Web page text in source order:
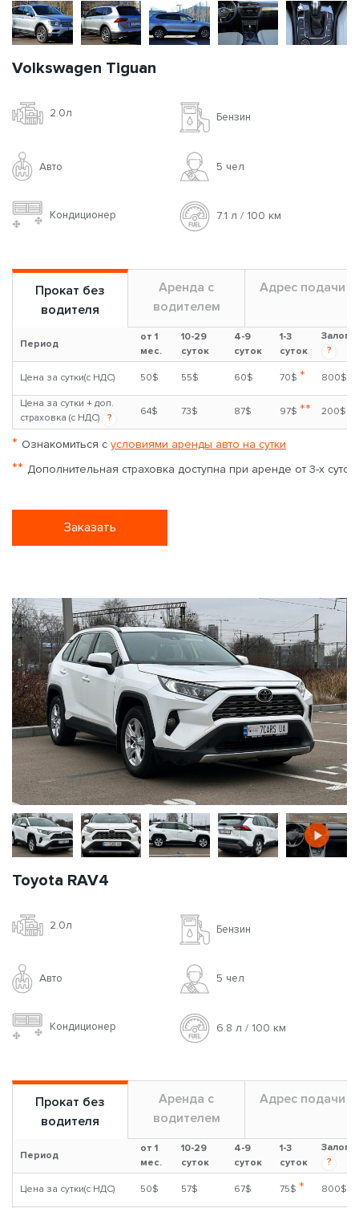
Volkswagen Tiguan
2.0л Бензин
Авто 5 чел
Кондиционер 7.1 л / 100 км
Прокат без
водителя
Аренда с
водителем
Адрес подачи
Период
от 1
мес.
10-29
суток
4-9
суток
1-3
суток
Залог
?
Цена за сутки(с НДС) 50$ 55$ 60$ 70$ * 800$
Цена за сутки + доп.
страховка (с НДС)
?
64$ 73$ 87$ 97$ ** 200$
* Ознакомиться с условиями аренды авто на сутки
** Дополнительная страховка доступна при аренде от 3-х суток
Заказать
Toyota RAV4
2.0л Бензин
Авто 5 чел
Кондиционер 6.8 л / 100 км
Прокат без
водителя
Аренда с
водителем
Адрес подачи
Период
от 1
мес.
10-29
суток
4-9
суток
1-3
суток
Залог
?
Цена за сутки(с НДС) 50$ 57$ 67$ 75$ * 800$